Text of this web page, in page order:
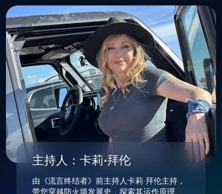
主持人：卡莉·拜伦
由《流言终结者》前主持人卡莉·拜伦主持，
带您穿越防火墙发展史，探索其运作原理、